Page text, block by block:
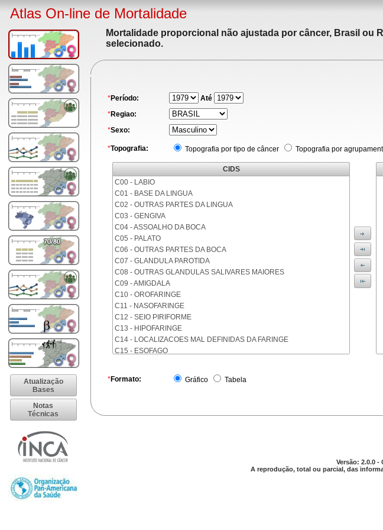
Atlas On-line de Mortalidade
Atualização
Bases
Notas
Técnicas
Mortalidade proporcional não ajustada por câncer, Brasil ou
selecionado.
*Período:
Até
*Regiao:
*Sexo:
*Topografia: Topografia por tipo de câncer Topografia por
CIDS
C00 - LABIO
C01 - BASE DA LINGUA
C02 - OUTRAS PARTES DA LINGUA
C03 - GENGIVA
C04 - ASSOALHO DA BOCA
C05 - PALATO
C06 - OUTRAS PARTES DA BOCA
C07 - GLANDULA PAROTIDA
C08 - OUTRAS GLANDULAS SALIVARES MAIORES
C09 - AMIGDALA
C10 - OROFARINGE
C11 - NASOFARINGE
C12 - SEIO PIRIFORME
C13 - HIPOFARINGE
C14 - LOCALIZACOES MAL DEFINIDAS DA FARINGE
C15 - ESOFAGO
C17 - INTESTINO DELGADO
C21 - ANUS E CANAL ANAL
C26 - LOCALIZACOES MAL DEFINIDAS NO APARELHO DIGESTIVO
*Formato: Gráfico Tabela
Versão: 2.0.0 -
A reprodução, total ou parcial, das